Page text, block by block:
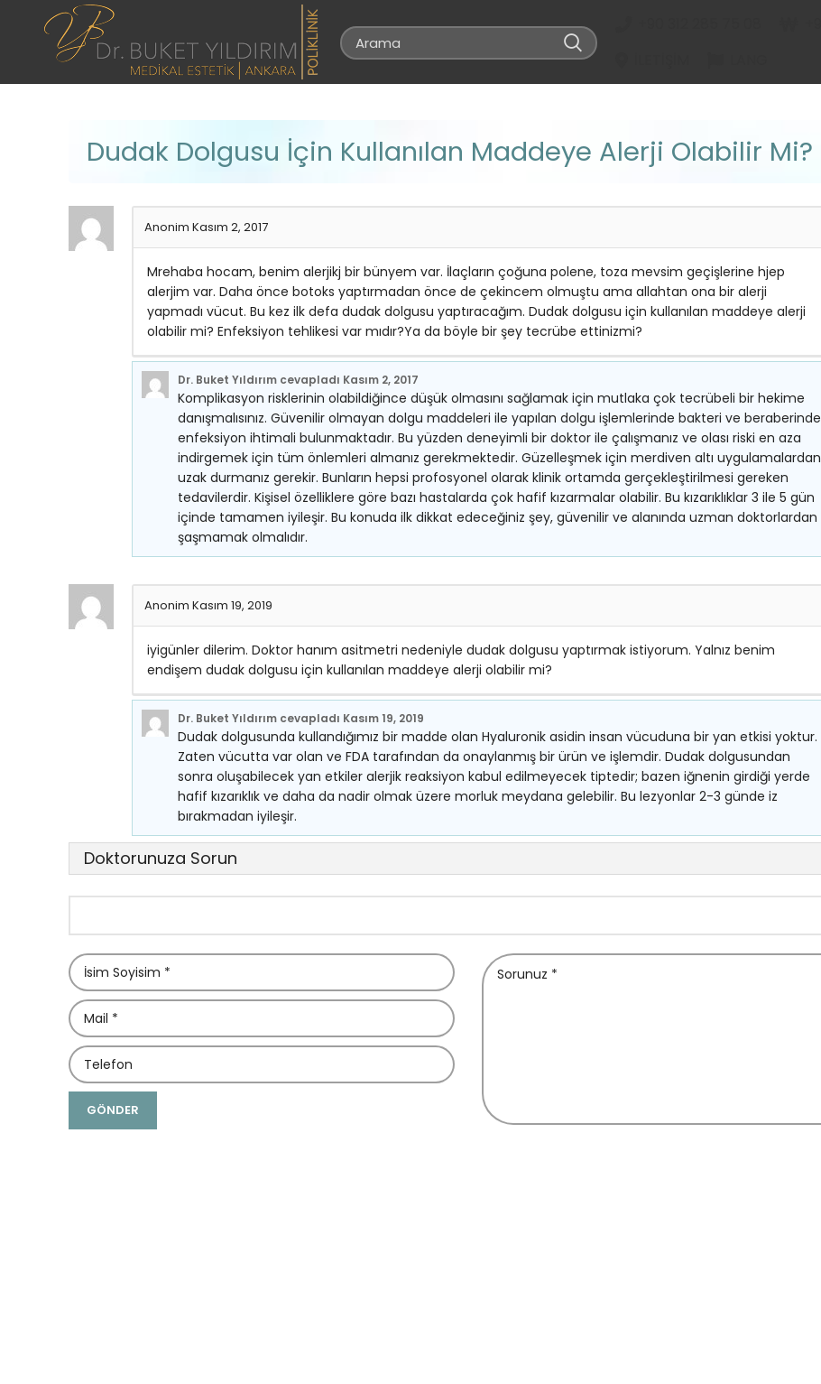
Dudak Dolgusu İçin Kullanılan Maddeye Alerji Olabilir Mi?
Anonim Kasım 2, 2017
Mrehaba hocam, benim alerjikj bir bünyem var. İlaçların çoğuna polene, toza mevsim geçişlerine hjep
alerjim var. Daha önce botoks yaptırmadan önce de çekincem olmuştu ama allahtan ona bir alerji
yapmadı vücut. Bu kez ilk defa dudak dolgusu yaptıracağım. Dudak dolgusu için kullanılan maddeye alerji
olabilir mi? Enfeksiyon tehlikesi var mıdır?Ya da böyle bir şey tecrübe ettinizmi?
Dr. Buket Yıldırım cevapladı Kasım 2, 2017
Komplikasyon risklerinin olabildiğince düşük olmasını sağlamak için mutlaka çok tecrübeli bir hekime
danışmalısınız. Güvenilir olmayan dolgu maddeleri ile yapılan dolgu işlemlerinde bakteri ve beraberinde
enfeksiyon ihtimali bulunmaktadır. Bu yüzden deneyimli bir doktor ile çalışmanız ve olası riski en aza
indirgemek için tüm önlemleri almanız gerekmektedir. Güzelleşmek için merdiven altı uygulamalardan
uzak durmanız gerekir. Bunların hepsi profosyonel olarak klinik ortamda gerçekleştirilmesi gereken
tedavilerdir. Kişisel özelliklere göre bazı hastalarda çok hafif kızarmalar olabilir. Bu kızarıklıklar 3 ile 5 gün
içinde tamamen iyileşir. Bu konuda ilk dikkat edeceğiniz şey, güvenilir ve alanında uzman doktorlardan
şaşmamak olmalıdır.
Anonim Kasım 19, 2019
iyigünler dilerim. Doktor hanım asitmetri nedeniyle dudak dolgusu yaptırmak istiyorum. Yalnız benim
endişem dudak dolgusu için kullanılan maddeye alerji olabilir mi?
Dr. Buket Yıldırım cevapladı Kasım 19, 2019
Dudak dolgusunda kullandığımız bir madde olan Hyaluronik asidin insan vücuduna bir yan etkisi yoktur.
Zaten vücutta var olan ve FDA tarafından da onaylanmış bir ürün ve işlemdir. Dudak dolgusundan
sonra oluşabilecek yan etkiler alerjik reaksiyon kabul edilmeyecek tiptedir; bazen iğnenin girdiği yerde
hafif kızarıklık ve daha da nadir olmak üzere morluk meydana gelebilir. Bu lezyonlar 2-3 günde iz
bırakmadan iyileşir.
Doktorunuza Sorun